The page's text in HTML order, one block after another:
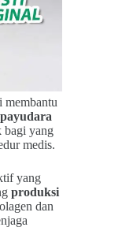
membantu
bagi yang
medis.
yang
produksi
dan